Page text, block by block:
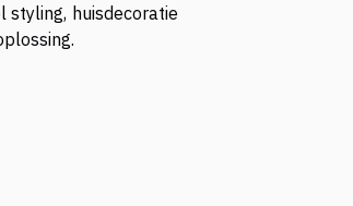
styling, huisdecoratie